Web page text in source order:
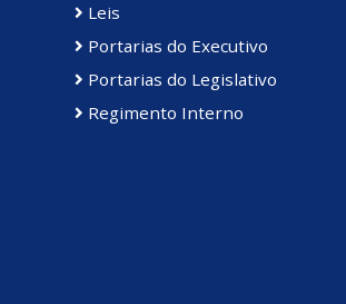
Leis
Portarias do Executivo
Portarias do Legislativo
Regimento Interno